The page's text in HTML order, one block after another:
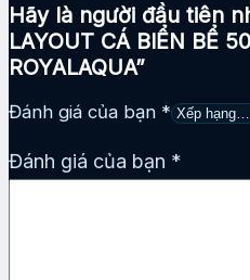
Hãy là người đầu tiên
LAYOUT CÁ BIỂN BỂ
ROYALAQUA”
Đánh giá của bạn *
Đánh giá của bạn *